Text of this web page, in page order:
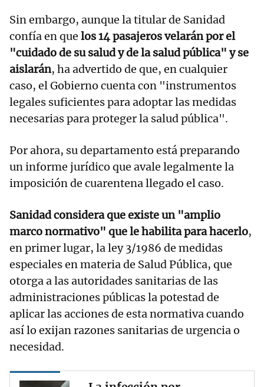
Sin embargo, aunque la titular de Sanidad
confía en que los 14 pasajeros velarán por el
"cuidado de su salud y de la salud pública" y se
aislarán, ha advertido de que, en cualquier
caso, el Gobierno cuenta con "instrumentos
legales suficientes para adoptar las medidas
necesarias para proteger la salud pública".
Por ahora, su departamento está preparando
un informe jurídico que avale legalmente la
imposición de cuarentena llegado el caso.
Sanidad considera que existe un "amplio
marco normativo" que le habilita para hacerlo,
en primer lugar, la ley 3/1986 de medidas
especiales en materia de Salud Pública, que
otorga a las autoridades sanitarias de las
administraciones públicas la potestad de
aplicar las acciones de esta normativa cuando
así lo exijan razones sanitarias de urgencia o
necesidad.